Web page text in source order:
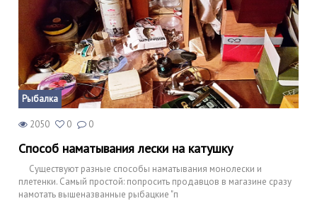
Рыбалка
2050 0 0
Способ наматывания лески на катушку
Существуют разные способы наматывания монолески и
плетенки. Самый простой: попросить продавцов в магазине сразу
намотать вышеназванные рыбацкие "п